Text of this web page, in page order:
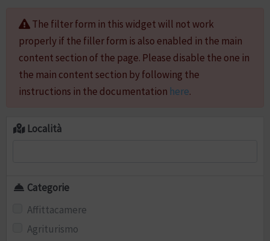
The filter form in this widget will not work
properly if the filler form is also enabled in the main
content section of the page. Please disable the one in
the main content section by following the
instructions in the documentation here.
Località
Categorie
Affittacamere
Agriturismo